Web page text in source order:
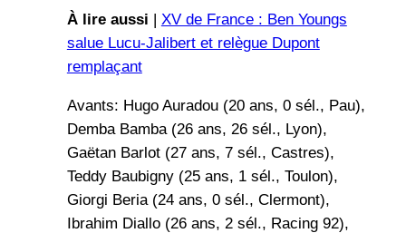
À lire aussi | XV de France : Ben Youngs
salue Lucu-Jalibert et relègue Dupont
remplaçant
Avants: Hugo Auradou (20 ans, 0 sél., Pau),
Demba Bamba (26 ans, 26 sél., Lyon),
Gaëtan Barlot (27 ans, 7 sél., Castres),
Teddy Baubigny (25 ans, 1 sél., Toulon),
Giorgi Beria (24 ans, 0 sél., Clermont),
Ibrahim Diallo (26 ans, 2 sél., Racing 92),